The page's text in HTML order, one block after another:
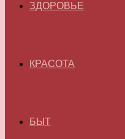
ЗДОРОВЬЕ
КРАСОТА
БЫТ